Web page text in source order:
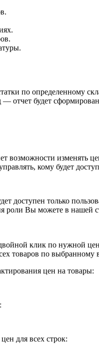
по определенному
— отчет будет
изменять
кому будет
доступен только
роли Вы можете в нашей
клик по нужной
товаров по выбранному
цен на товары:
для всех строк: